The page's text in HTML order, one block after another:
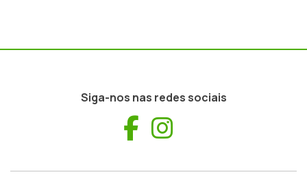
Siga-nos nas redes sociais
Facebook